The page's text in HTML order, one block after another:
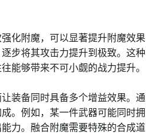
化附魔，可以显著提升附魔效果
步将其攻击力提升到极致。这种
能够带来不可小觑的战力提升。
装备同时具备多个增益效果。通
。例如，某一件武器可能同时拥
力。融合附魔需要特殊的合成道